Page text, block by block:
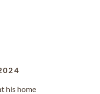
his home